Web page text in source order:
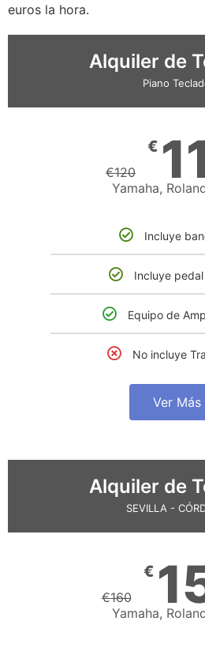
euros la hora.
Alquiler de
Piano
€120
€
Yamaha,
Incluye
Incluye
Equipo de
No incluye
Ver Más
Alquiler de
SEVILLA -
€160
€
Yamaha,